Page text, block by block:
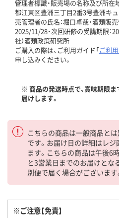
管理者標識・販売場の名称及び所在
都江東区豊洲三丁目2番3号豊洲キ
売管理者の氏名：堀口卓哉・酒類販
2025/11/28・次回研修の受講期限：
社）酒類政策研究所
ご購入の際は、ご利用ガイド「ご利
申し込みください。
※ 商品の発送時点で、賞味期限
届けします。
こちらの商品は一般商品と
です。お届け日の詳細はレ
ます。こちらの商品は午後6
と3営業日までのお届けとな
別便で届く場合がございます
※ご注意【免責】